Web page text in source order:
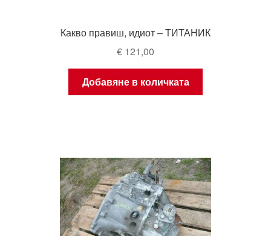
Какво правиш, идиот – ТИТАНИК
€ 121,00
Добавяне в количката